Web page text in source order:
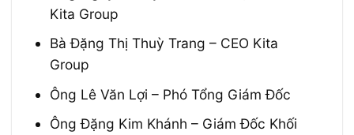
Kita Group
Bà Đặng Thị Thuỳ Trang – CEO Kita
Group
Ông Lê Văn Lợi – Phó Tổng Giám Đốc
Ông Đặng Kim Khánh – Giám Đốc Khối